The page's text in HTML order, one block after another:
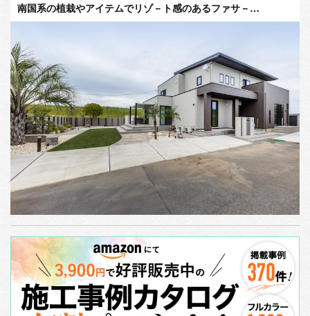
南国系の植栽やアイテムでリゾ－ト感のあるファサ－…